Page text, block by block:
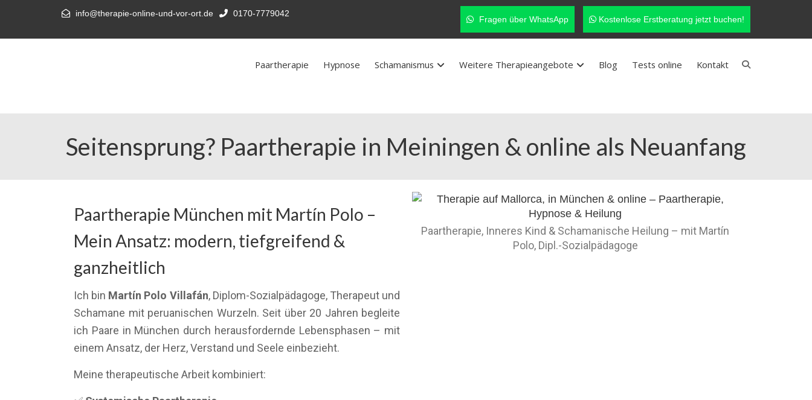
info@therapie-online-und-vor-ort.de 0170-7779042
Fragen über WhatsApp Kostenlose Erstberatung jetzt buchen!
Paartherapie Hypnose Schamanismus Weitere Therapieangebote Blog Tests online Kontakt
Seitensprung? Paartherapie in Meiningen & online als Neuanfang
Paartherapie München mit Martín Polo –
Mein Ansatz: modern, tiefgreifend &
ganzheitlich
Ich bin Martín Polo Villafán, Diplom-Sozialpädagoge, Therapeut und
Schamane mit peruanischen Wurzeln. Seit über 20 Jahren begleite
ich Paare in München durch herausfordernde Lebensphasen – mit
einem Ansatz, der Herz, Verstand und Seele einbezieht.
Meine therapeutische Arbeit kombiniert:
Paartherapie, Inneres Kind & Schamanische Heilung – mit Martín
Polo, Dipl.-Sozialpädagoge